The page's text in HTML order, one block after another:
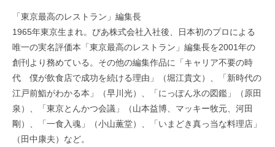
「東京最高のレストラン」編集長
1965年東京生まれ。ぴあ株式会社入社後、日本初のプロによる
唯一の実名評価本「東京最高のレストラン」編集長を2001年の
創刊より務めている。その他の編集作品に「キャリア不要の時
代 僕が飲食店で成功を続ける理由」（堀江貴文）、「新時代の
江戸前鮨がわかる本」（早川光）、「にっぽん氷の図鑑」（原田
泉）、「東京とんかつ会議」（山本益博、マッキー牧元、河田
剛）、「一食入魂」（小山薫堂）、「いまどき真っ当な料理店」
（田中康夫）など。